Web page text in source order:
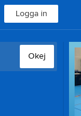
Logga in
Okej